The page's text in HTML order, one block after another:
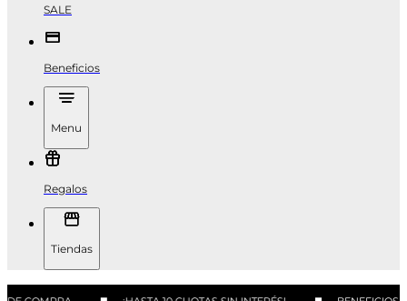
SALE
Beneficios
Menu
Regalos
Tiendas